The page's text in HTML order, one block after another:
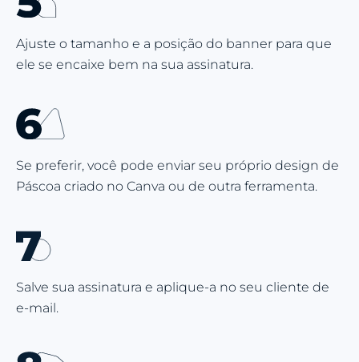
Ajuste o tamanho e a posição do banner para que
ele se encaixe bem na sua assinatura.
Se preferir, você pode enviar seu próprio design de
Páscoa criado no Canva ou de outra ferramenta.
Salve sua assinatura e aplique-a no seu cliente de
e-mail.